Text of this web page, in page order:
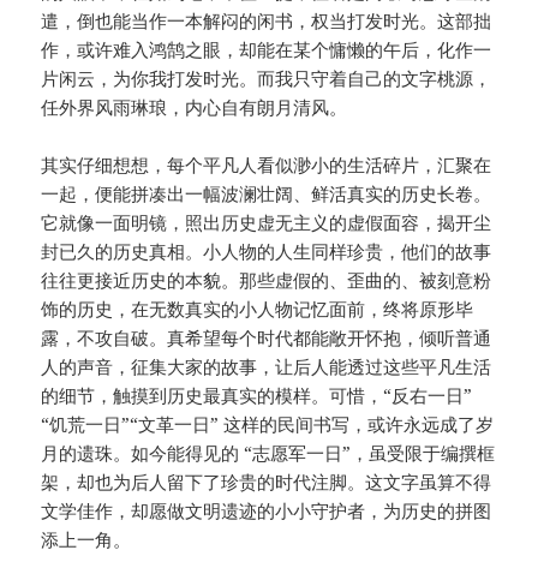
遣，倒也能当作一本解闷的闲书，权当打发时光。这部拙
作，或许难入鸿鹄之眼，却能在某个慵懒的午后，化作一
片闲云，为你我打发时光。而我只守着自己的文字桃源，
任外界风雨琳琅，内心自有朗月清风。
其实仔细想想，每个平凡人看似渺小的生活碎片，汇聚在
一起，便能拼凑出一幅波澜壮阔、鲜活真实的历史长卷。
它就像一面明镜，照出历史虚无主义的虚假面容，揭开尘
封已久的历史真相。小人物的人生同样珍贵，他们的故事
往往更接近历史的本貌。那些虚假的、歪曲的、被刻意粉
饰的历史，在无数真实的小人物记忆面前，终将原形毕
露，不攻自破。真希望每个时代都能敞开怀抱，倾听普通
人的声音，征集大家的故事，让后人能透过这些平凡生活
的细节，触摸到历史最真实的模样。可惜，“反右一日”
“饥荒一日”“文革一日” 这样的民间书写，或许永远成了岁
月的遗珠。如今能得见的 “志愿军一日”，虽受限于编撰框
架，却也为后人留下了珍贵的时代注脚。这文字虽算不得
文学佳作，却愿做文明遗迹的小小守护者，为历史的拼图
添上一角。